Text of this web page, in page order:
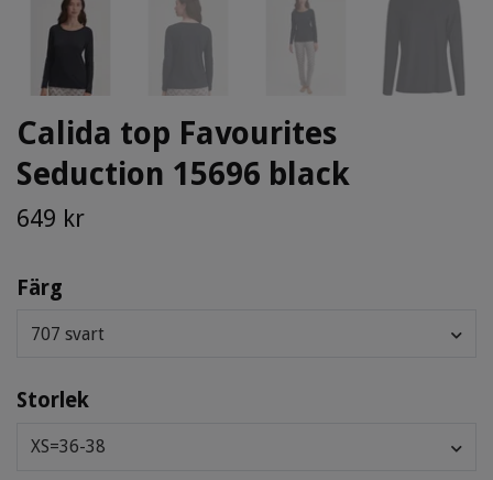
Calida top Favourites
Seduction 15696 black
649 kr
Färg
707 svart
Storlek
XS=36-38